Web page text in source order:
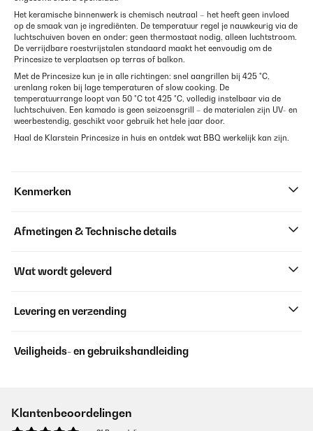
Het keramische binnenwerk is chemisch neutraal – het heeft geen invloed
op de smaak van je ingrediënten. De temperatuur regel je nauwkeurig via de
luchtschuiven boven en onder: geen thermostaat nodig, alleen luchtstroom.
De verrijdbare roestvrijstalen standaard maakt het eenvoudig om de
Princesize te verplaatsen op terras of balkon.
Met de Princesize kun je in alle richtingen: snel aangrillen bij 425 °C,
urenlang roken bij lage temperaturen of slow cooking. De
temperatuurrange loopt van 50 °C tot 425 °C, volledig instelbaar via de
luchtschuiven. Een kamado is geen seizoensgrill – de materialen zijn UV- en
weerbestendig, geschikt voor gebruik het hele jaar door.
Haal de Klarstein Princesize in huis en ontdek wat BBQ werkelijk kan zijn.
Kenmerken
Afmetingen & Technische details
Wat wordt geleverd
Levering en verzending
Veiligheids- en gebruikshandleiding
Klantenbeoordelingen